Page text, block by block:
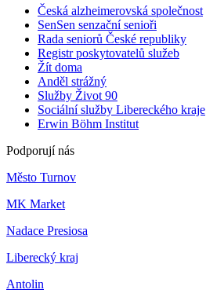
Česká alzheimerovská společnost
SenSen senzační senioři
Rada seniorů České republiky
Registr poskytovatelů služeb
Žít doma
Anděl strážný
Služby Život 90
Sociální služby Libereckého kraje
Erwin Böhm Institut
Podporují nás
Město Turnov
MK Market
Nadace Presiosa
Liberecký kraj
Antolin